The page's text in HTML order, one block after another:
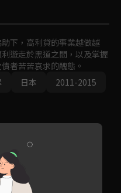
下，高利貸的事業越做越
遊走於黑道之間，以及掌握
者苦苦哀求的醜態。
日本
2011-2015